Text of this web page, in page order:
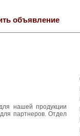
объявление
нашей продукции
партнеров. Отдел